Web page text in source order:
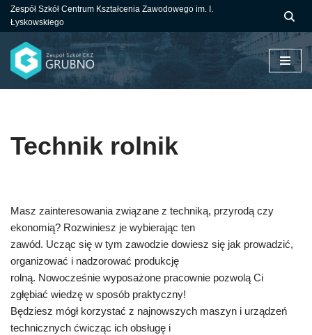
do
treści
Zespół Szkół Centrum Kształcenia Zawodowego im. I.
Łyskowskiego
Technik rolnik
Masz zainteresowania związane z techniką, przyrodą czy
ekonomią? Rozwiniesz je wybierając ten
zawód. Ucząc się w tym zawodzie dowiesz się jak prowadzić,
organizować i nadzorować produkcję
rolną. Nowocześnie wyposażone pracownie pozwolą Ci
zgłębiać wiedzę w sposób praktyczny!
Będziesz mógł korzystać z najnowszych maszyn i urządzeń
technicznych ćwicząc ich obsługę i